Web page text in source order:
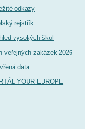
odkazy
rejstřík
vysokých škol
veřejných zakázek 2026
data
YOUR EUROPE